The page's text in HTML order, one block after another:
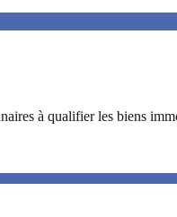
à qualifier les biens